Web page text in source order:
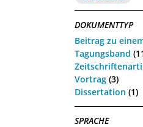
DOKUMENTTYP
Beitrag zu
Tagungsband
Vortrag (3)
Dissertation (1)
SPRACHE